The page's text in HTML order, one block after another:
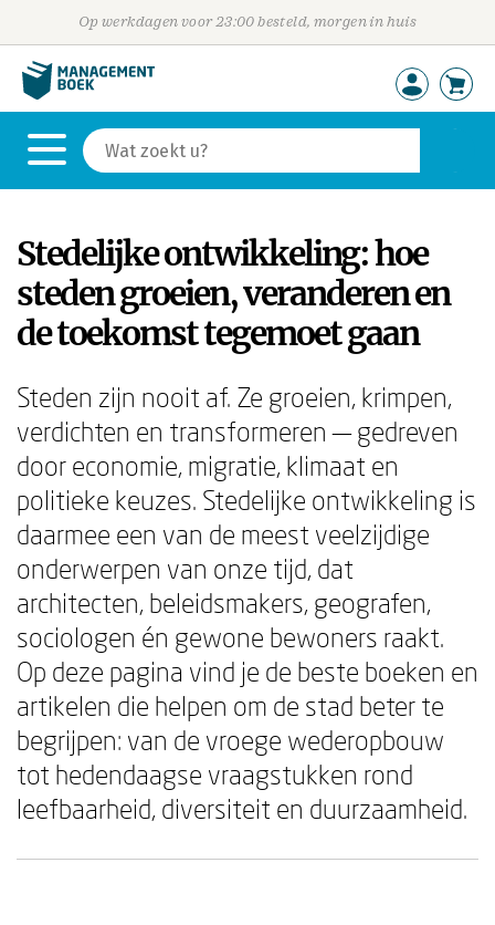
Op werkdagen voor 23:00 besteld, morgen in huis
Stedelijke ontwikkeling: hoe
steden groeien, veranderen en
de toekomst tegemoet gaan
Steden zijn nooit af. Ze groeien, krimpen,
verdichten en transformeren — gedreven
door economie, migratie, klimaat en
politieke keuzes. Stedelijke ontwikkeling is
daarmee een van de meest veelzijdige
onderwerpen van onze tijd, dat
architecten, beleidsmakers, geografen,
sociologen én gewone bewoners raakt.
Op deze pagina vind je de beste boeken en
artikelen die helpen om de stad beter te
begrijpen: van de vroege wederopbouw
tot hedendaagse vraagstukken rond
leefbaarheid, diversiteit en duurzaamheid.